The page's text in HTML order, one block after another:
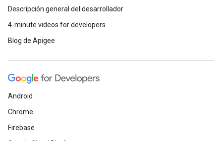
Descripción general del desarrollador
4-minute videos for developers
Blog de Apigee
Android
Chrome
Firebase